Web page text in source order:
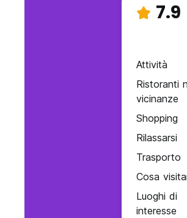
7.9
Attività
Ristoranti
vicinanze
Shopping
Rilassarsi
Trasporto
Cosa
Luoghi di
interesse